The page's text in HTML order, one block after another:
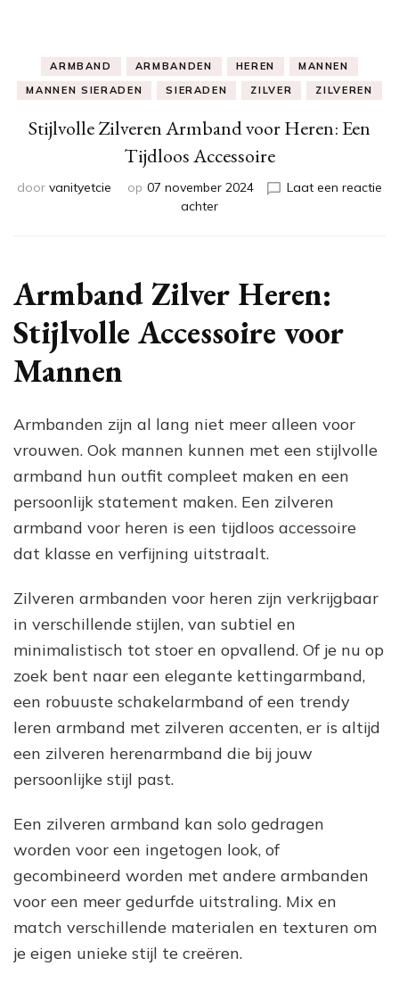
ARMBAND ARMBANDEN HEREN
MANNEN
MANNEN SIERADEN
SIERADEN ZILVER ZILVEREN
Stijlvolle Zilveren Armband voor Heren: Een
Tijdloos Accessoire
door vanityetcie op 07 november 2024
Laat een reactie
achterop
voor
Heren:
Tijdloos
Armband Zilver Heren:
Stijlvolle Accessoire voor
Mannen
Armbanden zijn al lang niet meer alleen voor
vrouwen. Ook mannen kunnen met een stijlvolle
armband hun outfit compleet maken en een
persoonlijk statement maken. Een zilveren
armband voor heren is een tijdloos accessoire
dat klasse en verfijning uitstraalt.
Zilveren armbanden voor heren zijn verkrijgbaar
in verschillende stijlen, van subtiel en
minimalistisch tot stoer en opvallend. Of je nu op
zoek bent naar een elegante kettingarmband,
een robuuste schakelarmband of een trendy
leren armband met zilveren accenten, er is altijd
een zilveren herenarmband die bij jouw
persoonlijke stijl past.
Een zilveren armband kan solo gedragen
worden voor een ingetogen look, of
gecombineerd worden met andere armbanden
voor een meer gedurfde uitstraling. Mix en
match verschillende materialen en texturen om
je eigen unieke stijl te creëren.